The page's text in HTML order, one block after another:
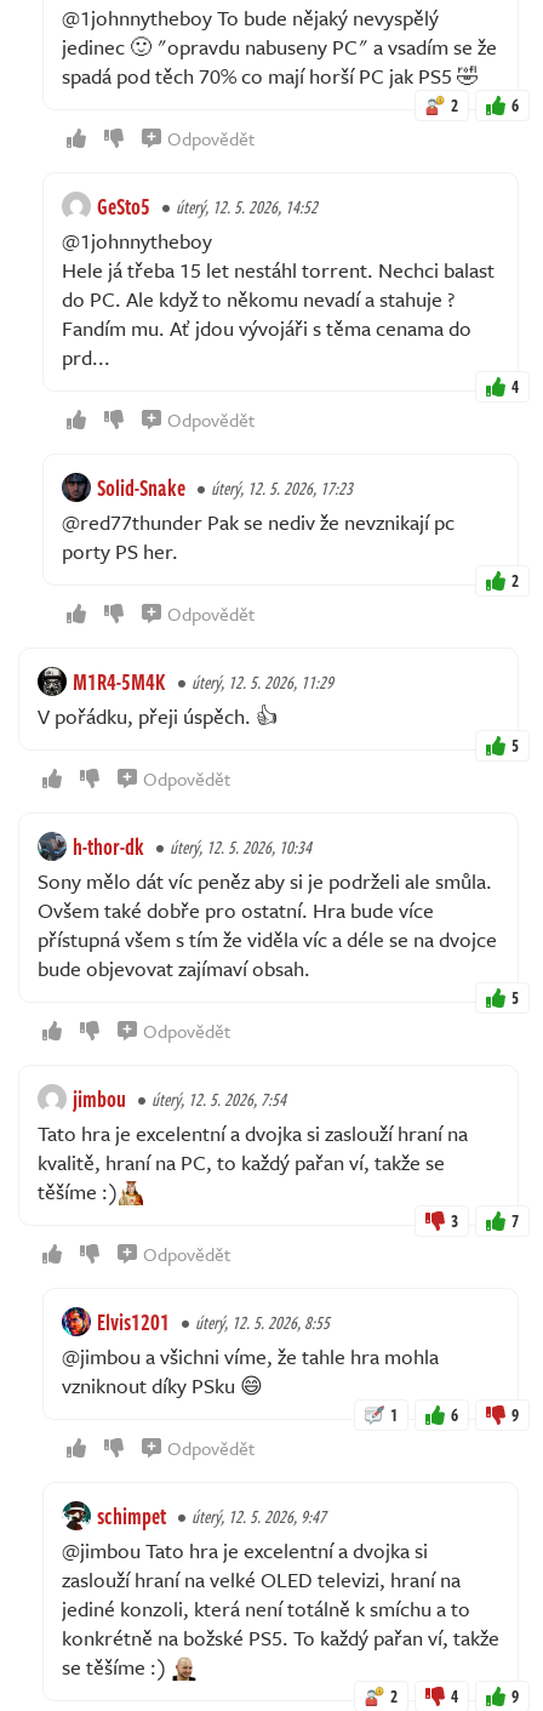
@1johnnytheboy To bude nějaký nevyspělý
jedinec 🙂 "opravdu nabuseny PC" a vsadím se že
spadá pod těch 70% co mají horší PC jak PS5 🤣
2 6
Odpovědět
GeSto5 úterý, 12. 5. 2026, 14:52
@1johnnytheboy
Hele já třeba 15 let nestáhl torrent. Nechci balast
do PC. Ale když to někomu nevadí a stahuje ?
Fandím mu. Ať jdou vývojáři s těma cenama do
prd...
4
Odpovědět
Solid-Snake úterý, 12. 5. 2026, 17:23
@red77thunder Pak se nediv že nevznikají pc
porty PS her.
2
Odpovědět
M1R4-5M4K úterý, 12. 5. 2026, 11:29
V pořádku, přeji úspěch. 👍
5
Odpovědět
h-thor-dk úterý, 12. 5. 2026, 10:34
Sony mělo dát víc peněz aby si je podrželi ale smůla.
Ovšem také dobře pro ostatní. Hra bude více
přístupná všem s tím že viděla víc a déle se na dvojce
bude objevovat zajímaví obsah.
5
Odpovědět
jimbou úterý, 12. 5. 2026, 7:54
Tato hra je excelentní a dvojka si zaslouží hraní na
kvalitě, hraní na PC, to každý pařan ví, takže se
těšíme :)
3 7
Odpovědět
Elvis1201 úterý, 12. 5. 2026, 8:55
@jimbou a všichni víme, že tahle hra mohla
vzniknout díky PSku 😄
1 6 9
Odpovědět
schimpet úterý, 12. 5. 2026, 9:47
@jimbou Tato hra je excelentní a dvojka si
zaslouží hraní na velké OLED televizi, hraní na
jediné konzoli, která není totálně k smíchu a to
konkrétně na božské PS5. To každý pařan ví, takže
se těšíme :)
2 4 9